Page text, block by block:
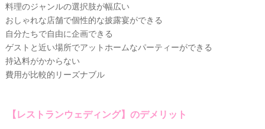
料理のジャンルの選択肢が幅広い
おしゃれな店舗で個性的な披露宴ができる
自分たちで自由に企画できる
ゲストと近い場所でアットホームなパーティーができる
持込料がかからない
費用が比較的リーズナブル
【レストランウェディング】のデメリット